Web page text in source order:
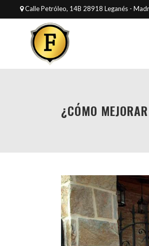
Calle Petróleo, 14B 28918 Leganés -
¿CÓMO